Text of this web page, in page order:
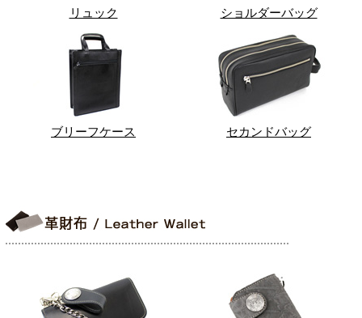
リュック ショルダーバッグ
ブリーフケース セカンドバッグ